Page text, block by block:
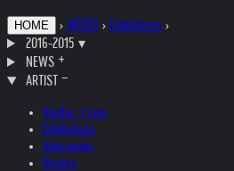
HOME › ARTIST › Exhibitions ›
2016-2015 ▾
NEWS
ARTIST
Studio + Live
Exhibitions
Interviews
Quotes